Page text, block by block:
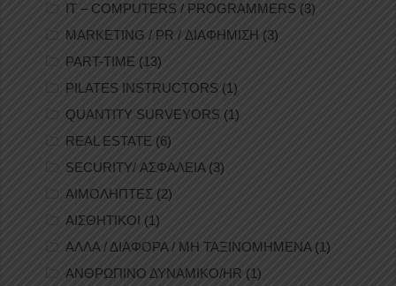
IT – COMPUTERS / PROGRAMMERS (3)
MARKETING / PR / ΔΙΑΦΗΜΙΣΗ (3)
PART-TIME (13)
PILATES INSTRUCTORS (1)
QUANTITY SURVEYORS (1)
REAL ESTATE (6)
SECURITY/ ΑΣΦΑΛΕΙΑ(3)
ΑΙΜΟΛΗΠΤΕΣ (2)
ΑΙΣΘΗΤΙΚΟΙ (1)
ΑΛΛΑ / ΔΙΑΦΟΡΑ / ΜΗ ΤΑΞΙΝΟΜΗΜΕΝΑ(1)
ΑΝΘΡΩΠΙΝΟ ΔΥΝΑΜΙΚΟ/HR (1)